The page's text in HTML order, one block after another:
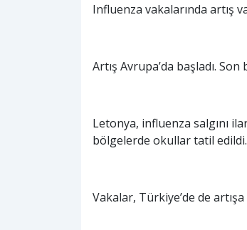
Influenza vakalarında artış
Artış Avrupa’da başladı.
Letonya, influenza salgını
bölgelerde okullar tatil edildi.
Vakalar, Türkiye’de de